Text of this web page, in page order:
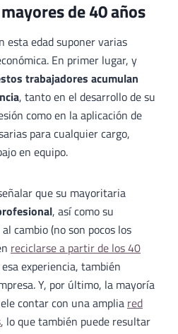
de 40 años
esta edad suponer varias
En primer lugar, y
trabajadores acumulan
, tanto en el desarrollo de su
como en la aplicación de
para cualquier cargo,
en equipo.
que su mayoritaria
, así como su
cambio (no son pocos los
reciclarse a partir de los 40
experiencia, también
Y, por último, la mayoría
contar con una amplia red
, lo que también puede resultar